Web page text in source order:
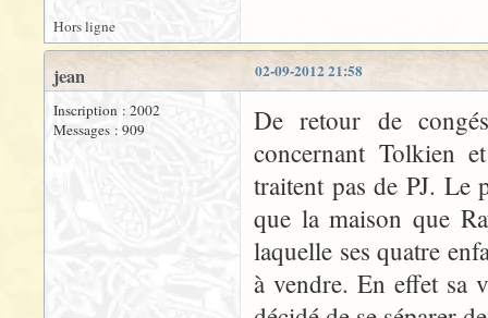
Hors ligne
02-09-2012 21:58
jean
Inscription : 2002
Messages : 909
De retour de
concernant Tolkien
traitent pas de PJ. Le
que la maison que
laquelle ses quatre
à vendre. En effet sa